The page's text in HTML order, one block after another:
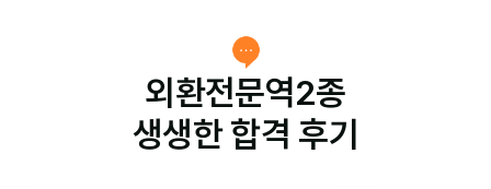
외환전문역2종
생생한 합격 후기